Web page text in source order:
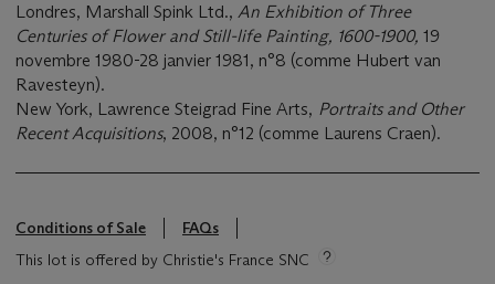
Londres, Marshall Spink Ltd., An Exhibition of Three
Centuries of Flower and Still-life Painting, 1600-1900, 19
novembre 1980-28 janvier 1981, n°8 (comme Hubert van
Ravesteyn).
New York, Lawrence Steigrad Fine Arts, Portraits and Other
Recent Acquisitions, 2008, n°12 (comme Laurens Craen).
Conditions of Sale
FAQs
This lot is offered by Christie's France SNC